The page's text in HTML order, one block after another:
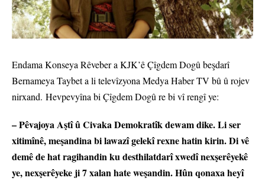
Endama Konseya Rêveber a KJK’ê Çîgdem Dogû beşdarî
Bernameya Taybet a li televîzyona Medya Haber TV bû û rojev
nirxand. Hevpevyîna bi Çîgdem Dogû re bi vî rengî ye:
– Pêvajoya Aştî û Civaka Demokratîk dewam dike. Li ser
xitimînê, meşandina bi lawazî gelekî rexne hatin kirin. Di vê
demê de hat ragihandin ku desthilatdarî xwedî nexşerêyekê
ye, nexşerêyeke ji 7 xalan hate weşandin. Hûn qonaxa heyî